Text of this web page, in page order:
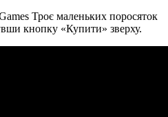
Троє маленьких поросяток
кнопку «Купити» зверху.